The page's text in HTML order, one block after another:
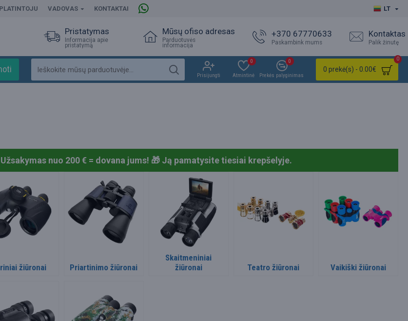
VADOVAS KONTAKTAI LT
Pristatymas
Informacija apie
pristatymą
Mūsų ofiso adresas
Parduotuvės
informacija
+370 67770633
Paskambink mums
Kontaktas
Palik žinutę
Prisijungti Atmintinė
0
Prekės palyginimas
0
0 prekė(s) - 0.00€
0
Užsakymas nuo 200 € = dovana jums! 🎁 Ją pamatysite tiesiai krepšelyje.
žiūronai Priartinimo žiūronai
Skaitmeniniai
žiūronai
Teatro žiūronai Vaikiški žiūronai